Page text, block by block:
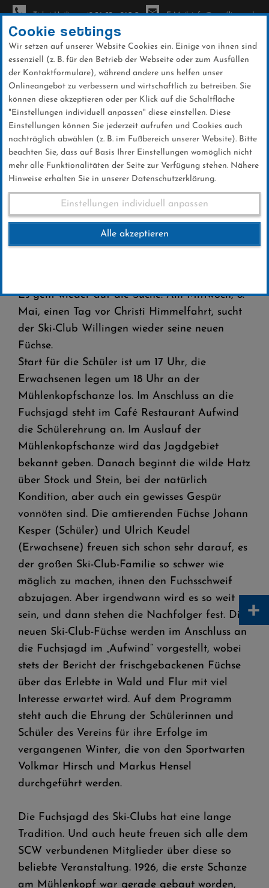
Direkt
zum
Inhalt
Ticket-Hotline: +49 56 32 - 960-0 E-Mail: info@sc-willingen.de
Fuchsjagd und Sportlerehrung
Fuchsjagd und
Sportlerehrung
Es geht wieder auf die Suche: Am Mittwoch, 8.
Mai, einen Tag vor Christi Himmelfahrt, sucht
der Ski-Club Willingen wieder seine neuen
Füchse.
Start für die Schüler ist um 17 Uhr, die
Erwachsenen legen um 18 Uhr an der
Mühlenkopfschanze los. Im Anschluss an die
Fuchsjagd steht im Café Restaurant Aufwind
die Schülerehrung an. Im Auslauf der
Mühlenkopfschanze wird das Jagdgebiet
bekannt geben. Danach beginnt die wilde Hatz
über Stock und Stein, bei der natürlich
Kondition, aber auch ein gewisses Gespür
vonnöten sind. Die amtierenden Füchse Johann
Kesper (Schüler) und Ulrich Keudel
(Erwachsene) freuen sich schon sehr darauf, es
der großen Ski-Club-Familie so schwer wie
möglich zu machen, ihnen den Fuchsschweif
abzujagen. Aber irgendwann wird es so weit
sein, und dann stehen die Nachfolger fest. Die
neuen Ski-Club-Füchse werden im Anschluss an
die Fuchsjagd im „Aufwind“ vorgestellt, wobei
stets der Bericht der frischgebackenen Füchse
über das Erlebte in Wald und Flur mit viel
Interesse erwartet wird. Auf dem Programm
steht auch die Ehrung der Schülerinnen und
Schüler des Vereins für ihre Erfolge im
vergangenen Winter, die von den Sportwarten
Volkmar Hirsch und Markus Hensel
durchgeführt werden.
Die Fuchsjagd des Ski-Clubs hat eine lange
Tradition. Und auch heute freuen sich alle dem
SCW verbundenen Mitglieder über diese so
beliebte Veranstaltung. 1926, die erste Schanze
am Mühlenkopf war gerade gebaut worden,
Cookie settings
Wir setzen auf unserer Website Cookies ein. Einige von ihnen sind
essenziell (z. B. für den Betrieb der Webseite oder zum Ausfüllen
der Kontaktformulare), während andere uns helfen unser
Onlineangebot zu verbessern und wirtschaftlich zu betreiben. Sie
können diese akzeptieren oder per Klick auf die Schaltfläche
"Einstellungen individuell anpassen" diese einstellen. Diese
Einstellungen können Sie jederzeit aufrufen und Cookies auch
nachträglich abwählen (z. B. im Fußbereich unserer Website). Bitte
beachten Sie, dass auf Basis Ihrer Einstellungen womöglich nicht
mehr alle Funktionalitäten der Seite zur Verfügung stehen. Nähere
Hinweise erhalten Sie in unserer Datenschutzerklärung.
Einstellungen individuell anpassen
Alle akzeptieren
+